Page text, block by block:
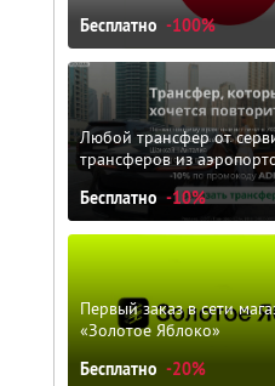
Бесплатно -100%
Любой трансфер от
трансферов из
Бесплатно -10%
Первый заказ в сети
«Золотое Яблоко»
Бесплатно -20%